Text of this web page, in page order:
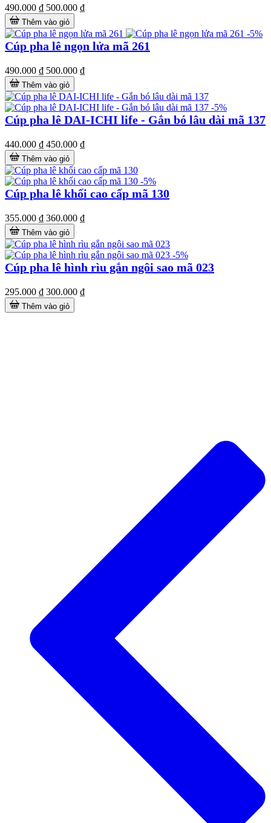
490.000 ₫ 500.000 ₫
Thêm vào giỏ
-5%
Cúp pha lê ngọn lửa mã 261
490.000 ₫ 500.000 ₫
Thêm vào giỏ
-5%
Cúp pha lê DAI-ICHI life - Gắn bó lâu dài mã 137
440.000 ₫ 450.000 ₫
Thêm vào giỏ
-5%
Cúp pha lê khối cao cấp mã 130
355.000 ₫ 360.000 ₫
Thêm vào giỏ
-5%
Cúp pha lê hình rìu gắn ngôi sao mã 023
295.000 ₫ 300.000 ₫
Thêm vào giỏ